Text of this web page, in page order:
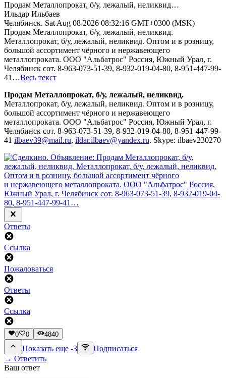
Продам Металлопрокат, б/у, лежалый, неликвид…
Ильдар Ильбаев
Челябинск. Sat Aug 08 2026 08:32:16 GMT+0300 (MSK)
Продам Металлопрокат, б/у, лежалый, неликвид.
Металлопрокат, б/у, лежалый, неликвид. Оптом и в розницу,
большой ассортимент чёрного и нержавеющего
металлопроката. ООО "Альбатрос" Россия, Южный Урал, г.
Челябинск сот. 8-963-073-51-39, 8-932-019-04-80, 8-951-447-99-
41…Весь текст
Продам Металлопрокат, б/у, лежалый, неликвид.
Металлопрокат, б/у, лежалый, неликвид. Оптом и в розницу,
большой ассортимент чёрного и нержавеющего
металлопроката. ООО "Альбатрос" Россия, Южный Урал, г.
Челябинск сот. 8-963-073-51-39, 8-932-019-04-80, 8-951-447-99-
41 ilbaev39@mail.ru, ildar.ilbaev@yandex.ru. Skype: ilbaev230270
Ответы
Ссылка
Пожаловаться
Ответы
Ссылка
0 0 4840
Показать еще -3
Подписаться
→ Ответить
Ваш ответ